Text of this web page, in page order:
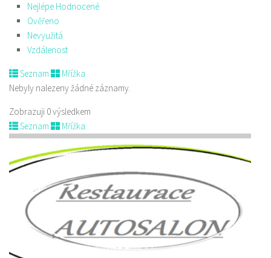
Nejlépe Hodnocené
Ověřeno
Nevyužitá
Vzdálenost
Seznam
Mřížka
Nebyly nalezeny žádné záznamy.
Zobrazuji 0 výsledkem
Seznam
Mřížka